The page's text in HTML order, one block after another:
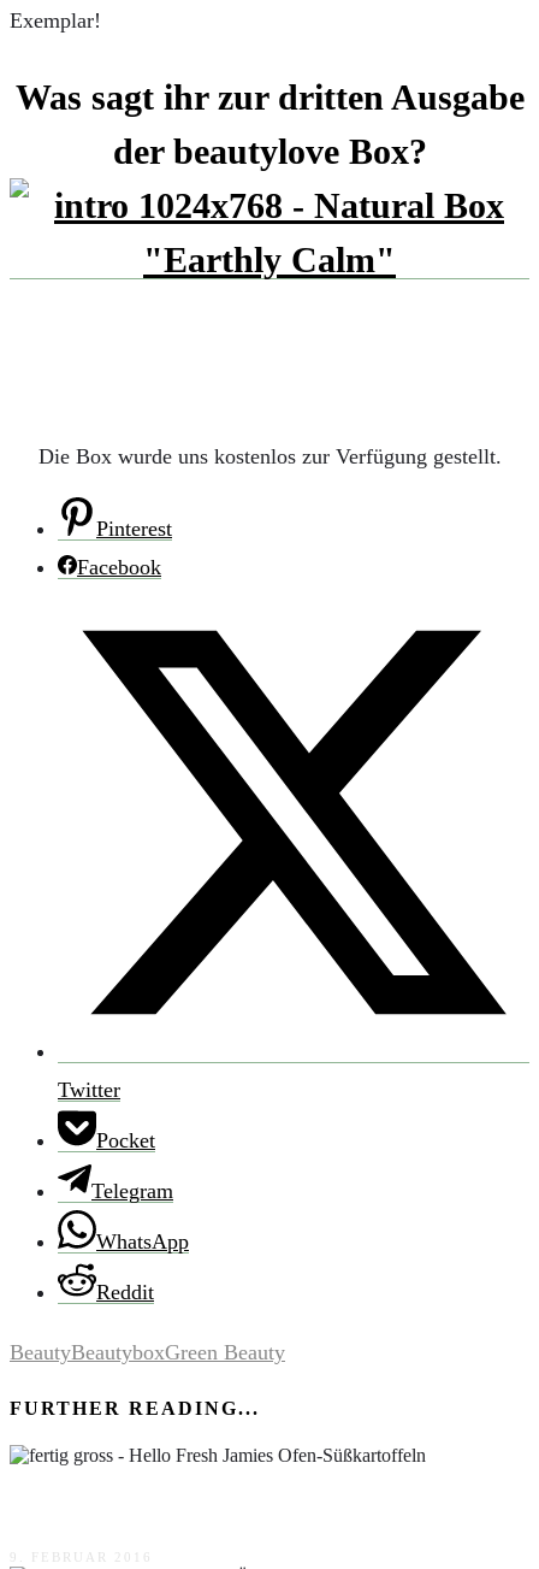
Exemplar!
Was sagt ihr zur dritten Ausgabe
der beautylove Box?
Die Box wurde uns kostenlos zur Verfügung gestellt.
Pinterest
Facebook
Twitter
Pocket
Telegram
WhatsApp
Reddit
BeautyBeautyboxGreen Beauty
FURTHER READING...
9. FEBRUAR 2016